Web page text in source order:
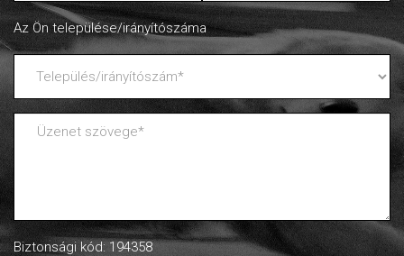
Az Ön települése/irányítószáma
Biztonsági kód: 194358